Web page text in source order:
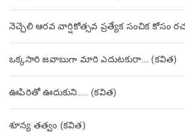
నెచ్చెలి ఆరవ వార్షికోత్సవ ప్రత్యేక సంచిక కోసం
ఒక్కసారి జవాబుగా మారి ఎదుటకురా…. (కవిత)
ఊపిరితో ఊదుకుని…… (కవిత)
శూన్య తత్వం (కవిత)